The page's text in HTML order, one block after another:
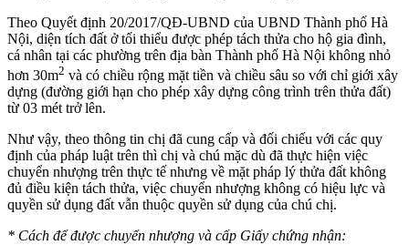
Theo Quyết định 20/2017/QĐ-UBND của UBND Thành phố Hà
Nội, diện tích đất ở tối thiểu được phép tách thửa cho hộ gia đình,
cá nhân tại các phường trên địa bàn Thành phố Hà Nội không nhỏ
hơn 30m2 và có chiều rộng mặt tiền và chiều sâu so với chỉ giới xây
dựng (đường giới hạn cho phép xây dựng công trình trên thửa đất)
từ 03 mét trở lên.
Như vậy, theo thông tin chị đã cung cấp và đối chiếu với các quy
định của pháp luật trên thì chị và chú mặc dù đã thực hiện việc
chuyển nhượng trên thực tế nhưng về mặt pháp lý thửa đất không
đủ điều kiện tách thửa, việc chuyển nhượng không có hiệu lực và
quyền sử dụng đất vẫn thuộc quyền sử dụng của chú chị.
* Cách để được chuyển nhượng và cấp Giấy chứng nhận: